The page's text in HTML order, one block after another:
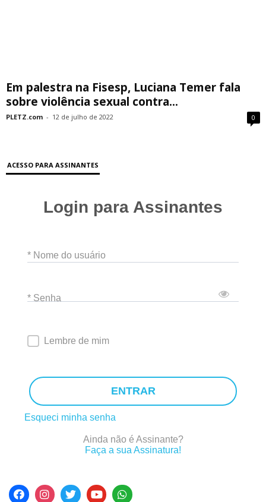
Em palestra na Fisesp, Luciana Temer fala
sobre violência sexual contra...
PLETZ.com - 12 de julho de 2022 0
ACESSO PARA ASSINANTES
Login para Assinantes
* Nome do usuário
* Senha
Lembre de mim
ENTRAR
Esqueci minha senha
Ainda não é Assinante?
Faça a sua Assinatura!